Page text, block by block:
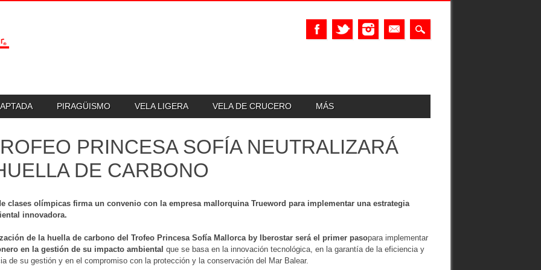
PIRAGÜISMO VELA LIGERA VELA DE CRUCERO MÁS
PRINCESA SOFÍA NEUTRALIZARÁ
DE CARBONO
clases olímpicas firma un convenio con la empresa mallorquina Trueword para implementar una estrategia
innovadora.
de la huella de carbono del Trofeo Princesa Sofía Mallorca by Iberostar será el primer pasopara implementar
en la gestión de su impacto ambiental que se basa en la innovación tecnológica, en la garantía de la eficiencia y
de su gestión y en el compromiso con la protección y la conservación del Mar Balear.